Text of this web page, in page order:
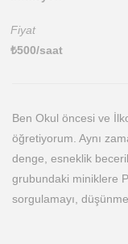
Fiyat
₺500/saat
Ben Okul öncesi ve
öğretiyorum. Aynı
denge, esneklik
grubundaki miniklere
sorgulamayı,